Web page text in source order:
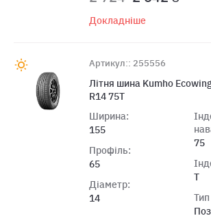
Докладніше
Артикул:: 255556
Літня шина Kumho
R14 75T
Ширина:
155
Профіль:
65
Діаметр:
14
75
T